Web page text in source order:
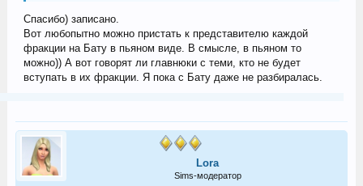
Спасибо) записано.
Вот любопытно можно пристать к представителю каждой
фракции на Бату в пьяном виде. В смысле, в пьяном то
можно)) А вот говорят ли главнюки с теми, кто не будет
вступать в их фракции. Я пока с Бату даже не разбиралась.
Lora
Sims-модератор